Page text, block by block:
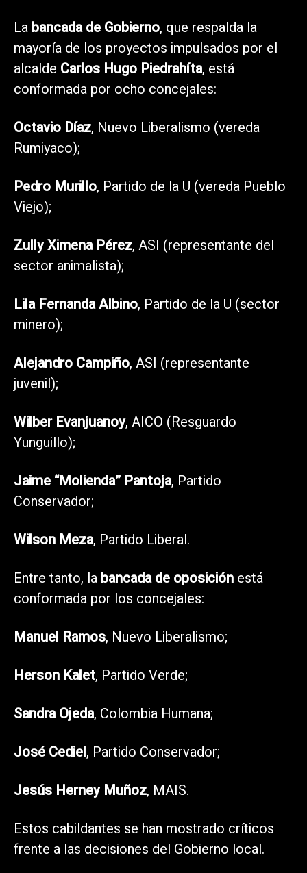
La bancada de Gobierno, que respalda la
mayoría de los proyectos impulsados por el
alcalde Carlos Hugo Piedrahíta, está
conformada por ocho concejales:
Octavio Díaz, Nuevo Liberalismo (vereda
Rumiyaco);
Pedro Murillo, Partido de la U (vereda Pueblo
Viejo);
Zully Ximena Pérez, ASI (representante del
sector animalista);
Lila Fernanda Albino, Partido de la U (sector
minero);
Alejandro Campiño, ASI (representante
juvenil);
Wilber Evanjuanoy, AICO (Resguardo
Yunguillo);
Jaime “Molienda” Pantoja, Partido
Conservador;
Wilson Meza, Partido Liberal.
Entre tanto, la bancada de oposición está
conformada por los concejales:
Manuel Ramos, Nuevo Liberalismo;
Herson Kalet, Partido Verde;
Sandra Ojeda, Colombia Humana;
José Cediel, Partido Conservador;
Jesús Herney Muñoz, MAIS.
Estos cabildantes se han mostrado críticos
frente a las decisiones del Gobierno local.